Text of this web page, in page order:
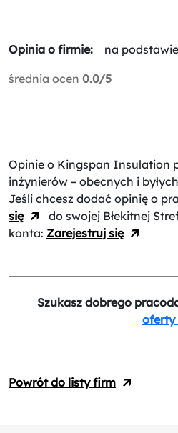
Opinia o firmie: na
średnia ocen 0.0/5
Opinie o Kingspan Insulation
inżynierów – obecnych i
Jeśli chcesz dodać opinię o
się
do swojej Błekitnej
konta: Zarejestruj się
Szukasz dobrego
oferty
Powrót do listy firm